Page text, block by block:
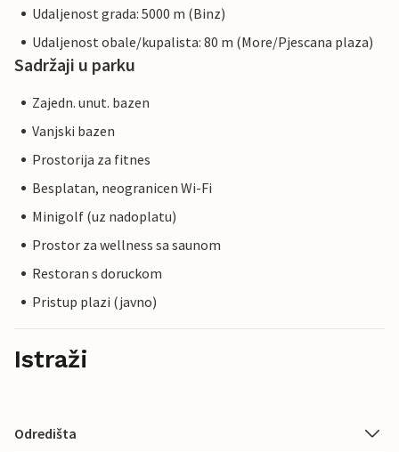
Udaljenost grada: 5000 m (Binz)
Udaljenost obale/kupalista: 80 m (More/Pjescana plaza)
Sadržaji u parku
Zajedn. unut. bazen
Vanjski bazen
Prostorija za fitnes
Besplatan, neogranicen Wi-Fi
Minigolf (uz nadoplatu)
Prostor za wellness sa saunom
Restoran s doruckom
Pristup plazi (javno)
Istraži
Odredišta